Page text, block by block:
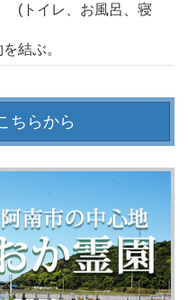
(トイレ、お風呂、寝
結ぶ。
ちらから